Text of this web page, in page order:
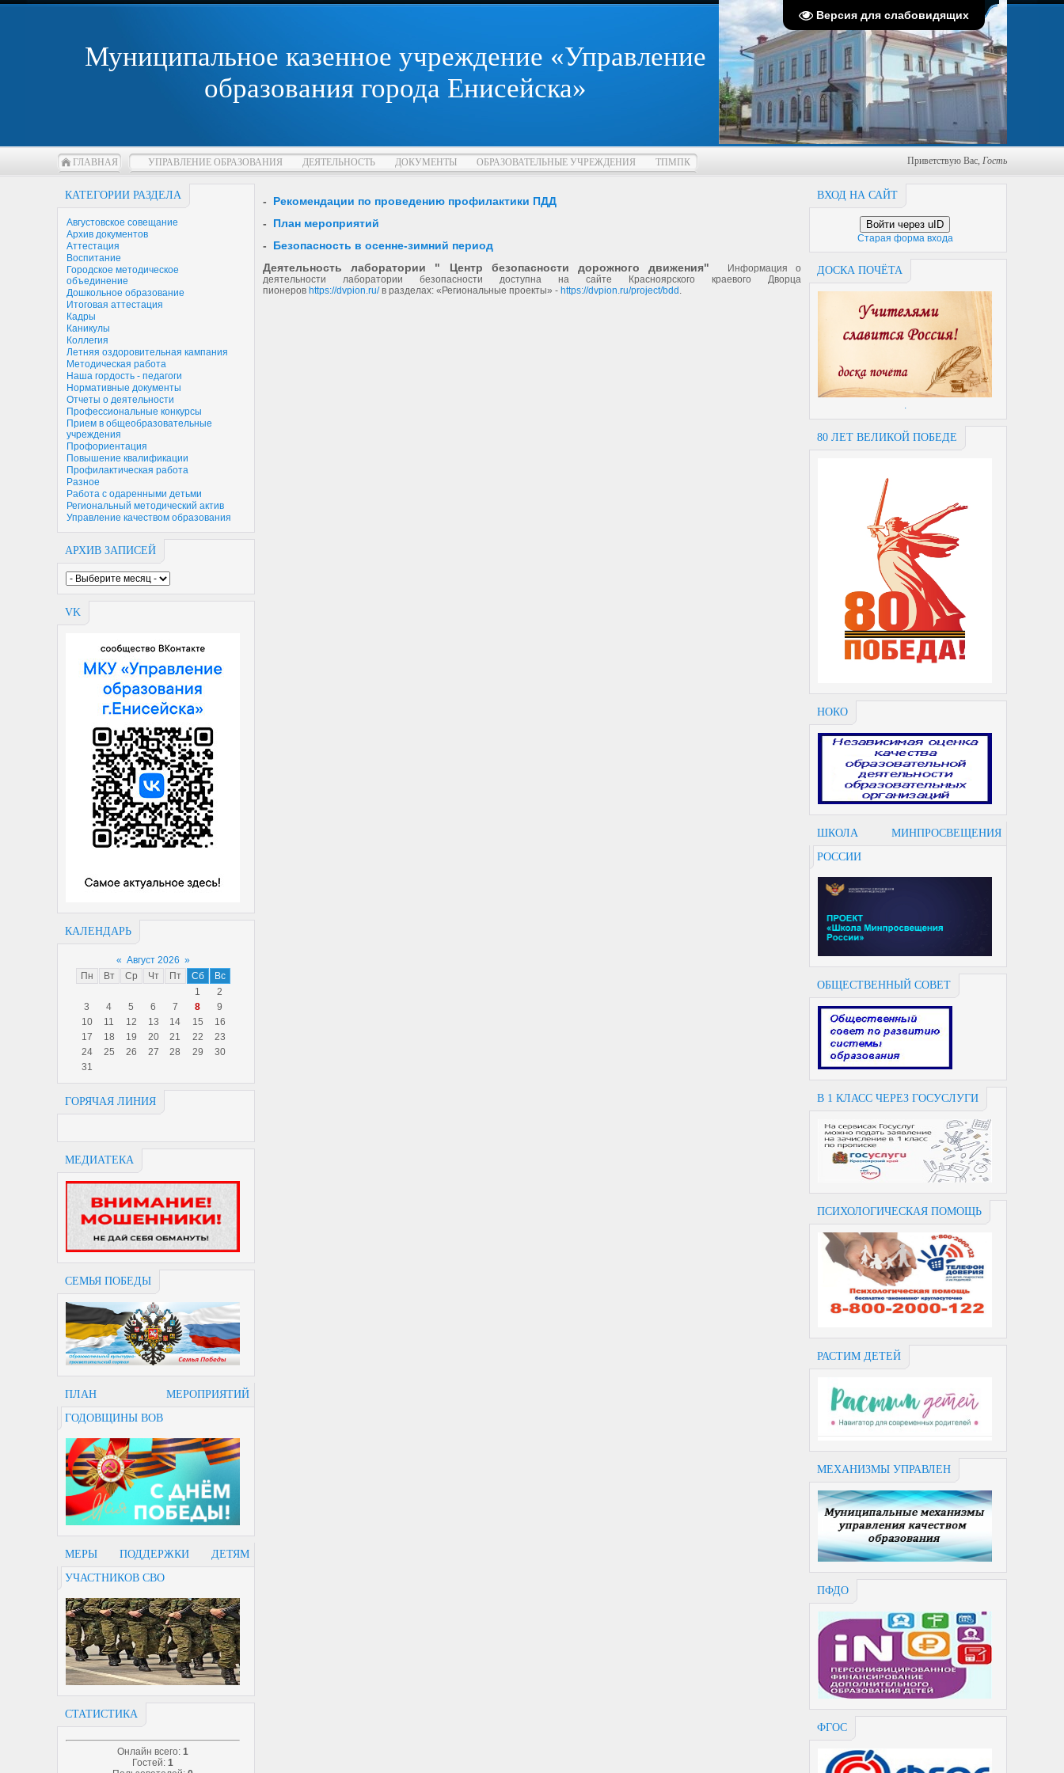
Версия для слабовидящих
Муниципальное казенное учреждение «Управление
образования города Енисейска»
ГЛАВНАЯ УПРАВЛЕНИЕ ОБРАЗОВАНИЯ ДЕЯТЕЛЬНОСТЬ ДОКУМЕНТЫ ОБРАЗОВАТЕЛЬНЫЕ УЧРЕЖДЕНИЯ ТПМПК Приветствую Вас, Гость
КАТЕГОРИИ РАЗДЕЛА
Августовское совещание
Архив документов
Аттестация
Воспитание
Городское методическое
объединение
Дошкольное образование
Итоговая аттестация
Кадры
Каникулы
Коллегия
Летняя оздоровительная кампания
Методическая работа
Наша гордость - педагоги
Нормативные документы
Отчеты о деятельности
Профессиональные конкурсы
Прием в общеобразовательные
учреждения
Профориентация
Повышение квалификации
Профилактическая работа
Разное
Работа с одаренными детьми
Региональный методический актив
Управление качеством образования
АРХИВ ЗАПИСЕЙ
VK
КАЛЕНДАРЬ
« Август 2026 »
Пн
Вт Ср Чт Пт Сб
Вс
1
2
3
4 5 6 7 8
9
10
11 12 13 14 15
16
17
18 19 20 21 22
23
24
25 26 27 28 29
30
31
ГОРЯЧАЯ ЛИНИЯ
МЕДИАТЕКА
СЕМЬЯ ПОБЕДЫ
ПЛАН МЕРОПРИЯТИЙ
ГОДОВЩИНЫ ВОВ
МЕРЫ ПОДДЕРЖКИ ДЕТЯМ
УЧАСТНИКОВ СВО
СТАТИСТИКА
Онлайн всего: 1
Гостей: 1
ВХОД НА САЙТ
Войти через uID
Старая форма входа
ДОСКА ПОЧЁТА
.
80 ЛЕТ ВЕЛИКОЙ ПОБЕДЕ
НОКО
ШКОЛА МИНПРОСВЕЩЕНИЯ
РОССИИ
ОБЩЕСТВЕННЫЙ СОВЕТ
В 1 КЛАСС ЧЕРЕЗ ГОСУСЛУГИ
ПСИХОЛОГИЧЕСКАЯ ПОМОЩЬ
РАСТИМ ДЕТЕЙ
МЕХАНИЗМЫ УПРАВЛЕН
ПФДО
ФГОС
- Pекомендации по проведению профилактики ПДД
- План мероприятий
- Безопасность в осенне-зимний период
Деятельность лаборатории " Центр безопасности дорожного движения"
Информация о
деятельности лаборатории безопасности доступна на сайте Красноярского краевого Дворца
пионеров https://dvpion.ru/в разделах: «Региональные проекты» - https://dvpion.ru/project/bdd .